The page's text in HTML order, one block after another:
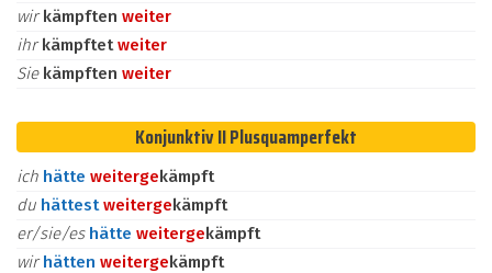
wirkämpften weiter
ihrkämpftetweiter
Sie kämpften weiter
Konjunktiv II Plusquamperfekt
ich hätte weitergekämpft
du hättestweitergekämpft
er/sie/es hätte weitergekämpft
wirhätten weitergekämpft